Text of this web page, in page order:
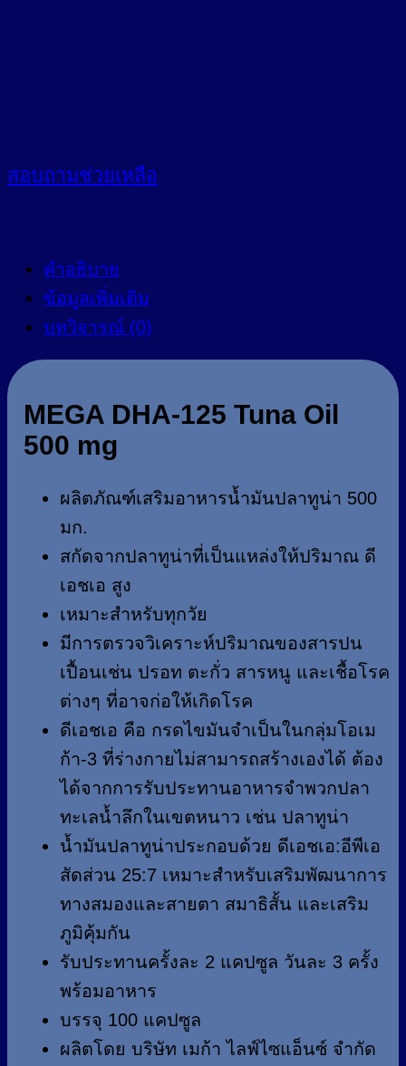
สอบถามช่วยเหลือ
คำอธิบาย
ข้อมูลเพิ่มเติม
บทวิจารณ์ (0)
MEGA DHA-125 Tuna Oil
500 mg
ผลิตภัณฑ์เสริมอาหารน้ำมันปลาทูน่า 500
มก.
สกัดจากปลาทูน่าที่เป็นแหล่งให้ปริมาณ ดี
เอชเอ สูง
เหมาะสำหรับทุกวัย
มีการตรวจวิเคราะห์ปริมาณของสารปน
เปื้อนเช่น ปรอท ตะกั่ว สารหนู และเชื้อโรค
ต่างๆ ที่อาจก่อให้เกิดโรค
ดีเอชเอ คือ กรดไขมันจำเป็นในกลุ่มโอเม
ก้า-3 ที่ร่างกายไม่สามารถสร้างเองได้ ต้อง
ได้จากการรับประทานอาหารจำพวกปลา
ทะเลน้ำลึกในเขตหนาว เช่น ปลาทูน่า
น้ำมันปลาทูน่าประกอบด้วย ดีเอชเอ:อีพีเอ
สัดส่วน 25:7 เหมาะสำหรับเสริมพัฒนาการ
ทางสมองและสายตา สมาธิสั้น และเสริม
ภูมิคุ้มกัน
รับประทานครั้งละ 2 แคปซูล วันละ 3 ครั้ง
พร้อมอาหาร
บรรจุ 100 แคปซูล
ผลิตโดย บริษัท เมก้า ไลฟ์ไซแอ็นซ์ จำกัด